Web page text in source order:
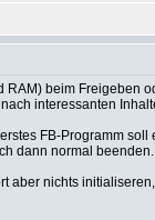
beim
interessanten
FB-Programm
dann normal beenden.
aber nichts